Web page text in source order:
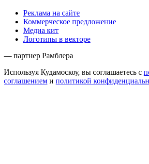
Реклама на сайте
Коммерческое предложение
Медиа кит
Логотипы в векторе
— партнер Рамблера
Используя Кудамоскоу, вы соглашаетесь с
соглашением и политикой